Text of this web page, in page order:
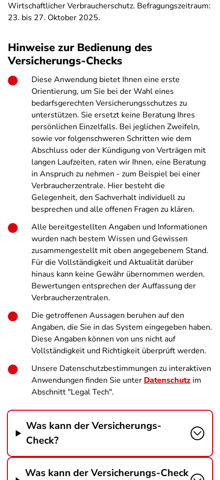
Wirtschaftlicher Verbraucherschutz. Befragungszeitraum:
23. bis 27. Oktober 2025.
Hinweise zur Bedienung des
Versicherungs-Checks
Diese Anwendung bietet Ihnen eine erste
Orientierung, um Sie bei der Wahl eines
bedarfsgerechten Versicherungsschutzes zu
unterstützen. Sie ersetzt keine Beratung Ihres
persönlichen Einzelfalls. Bei jeglichen Zweifeln,
sowie vor folgenschweren Schritten wie dem
Abschluss oder der Kündigung von Verträgen mit
langen Laufzeiten, raten wir Ihnen, eine Beratung
in Anspruch zu nehmen - zum Beispiel bei einer
Verbraucherzentrale. Hier besteht die
Gelegenheit, den Sachverhalt individuell zu
besprechen und alle offenen Fragen zu klären.
Alle bereitgestellten Angaben und Informationen
wurden nach bestem Wissen und Gewissen
zusammengestellt mit oben angegebenem Stand.
Für die Vollständigkeit und Aktualität darüber
hinaus kann keine Gewähr übernommen werden.
Bewertungen entsprechen der Auffassung der
Verbraucherzentralen.
Die getroffenen Aussagen beruhen auf den
Angaben, die Sie in das System eingegeben haben.
Diese Angaben können von uns nicht auf
Vollständigkeit und Richtigkeit überprüft werden.
Unsere Datenschutzbestimmungen zu interaktiven
Anwendungen finden Sie unter Datenschutz im
Abschnitt "Legal Tech".
Was kann der Versicherungs-
Check?
Was kann der Versicherungs-Check